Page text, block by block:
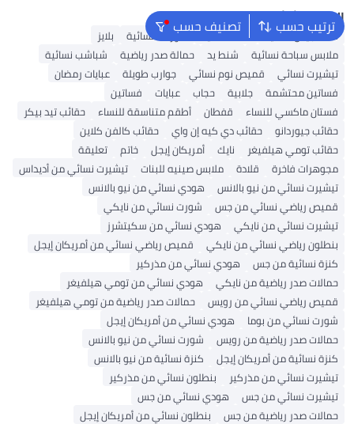
ترتيب حسب تصنيف حسب البحث الشائع
شنط جيس نسائية شنط نسائية شورتات نسائية
بلايز
ملابس سباحة نسائية
شنط يد حمالة صدر رياضية
شباشب نسائية
تيشيرت نسائي
قميص نوم نسائي جوارب طويلة
عبايات رمضان
فساتين محتشمة
جلابية حجاب عبايات
فساتين
فستان ماكسي للنساء
قفطان أطقم متناسقة للنساء
حقائب تيد بيكر
حقائب جيوردانو
حقائب دي كيه إن واي
حقائب كالفن كلاين
حقائب تومي هيلفيغر
نايك أمريكان إيجل خاتم
تعليقة
مجوهرات فاخرة
قلادة ملابس صينيه للبنات
تيشيرت نسائي من أديداس
تيشيرت نسائي من نيو بالانس
هودي نسائي من نيو بالانس
قميص رياضي نسائي من جس
شورت نسائي من نايكي
تيشيرت نسائي من نايكي
هودي نسائي من سكيتشرز
بنطلون رياضي نسائي من نايكي
قميص رياضي نسائي من أمريكان إيجل
كنزة نسائية من جس
هودي نسائي من مذركير
حمالات صدر رياضية من نايكي
هودي نسائي من تومي هيلفيغر
قميص رياضي نسائي من رويس
حمالات صدر رياضية من تومي هيلفيغر
شورت نسائي من بوما
هودي نسائي من أمريكان إيجل
حمالات صدر رياضية من رويس
شورت نسائي من نيو بالانس
كنزة نسائية من أمريكان إيجل
كنزة نسائية من نيو بالانس
تيشيرت نسائي من مذركير
بنطلون نسائي من مذركير
تيشيرت نسائي من جس
هودي نسائي من جس
حمالات صدر رياضية من جس
بنطلون نسائي من أمريكان إيجل